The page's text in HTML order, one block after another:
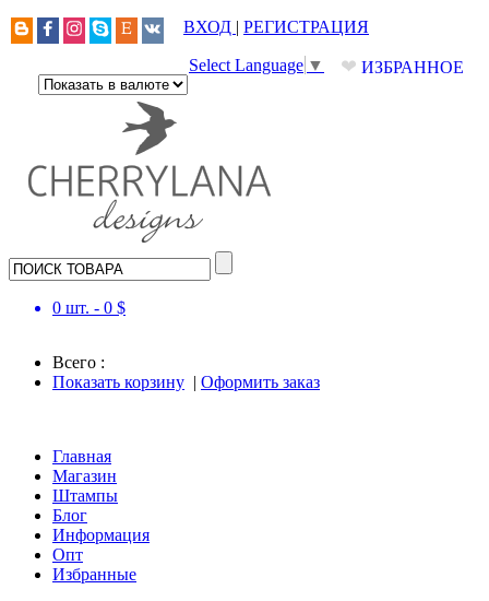
ВХОД | РЕГИСТРАЦИЯ
❤ ИЗБРАННОЕ
Select Language ▼
0 шт. - 0 $
Всего :
Показать корзину | Оформить заказ
Главная
Магазин
Штампы
Блог
Информация
Опт
Избранные